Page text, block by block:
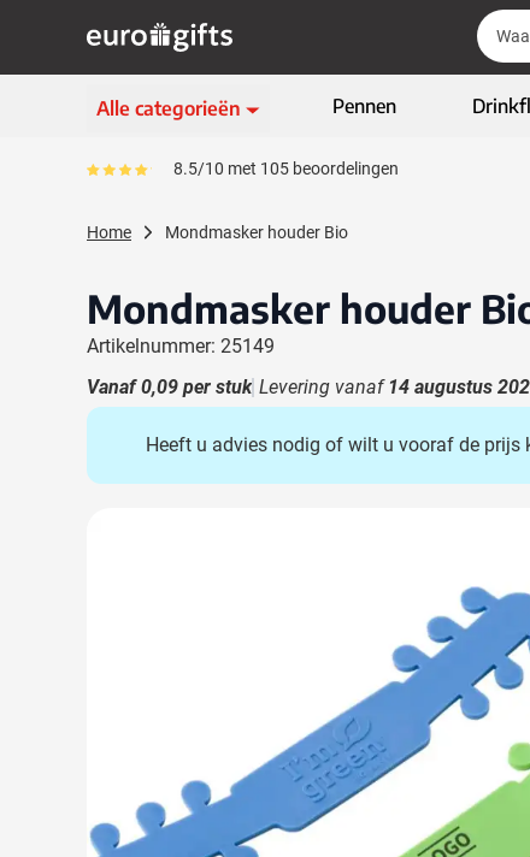
Zoek
Zoek
Alle categorieën
Schrijfwaren
ECO geschenken
Toon submenu
High-tech & multimedia
Toon submenu voor
Zakelijk & Kantoor
Outdoor & vrije tijd
Toon submenu
Toon submenu
Toon submenu
Toon submenu voor
Toon submenu
Inspiratie
Pennen
Gemiddeld reviewpercentage is 85
8.5/10 met 105 beoordelingen
Home Mondmasker houder Bio
Mondmasker houder
Artikelnummer: 25149
Vanaf0,09 per stuk Levering vanaf 14 augustus
Heeft u advies nodig of wilt u vooraf de prijs